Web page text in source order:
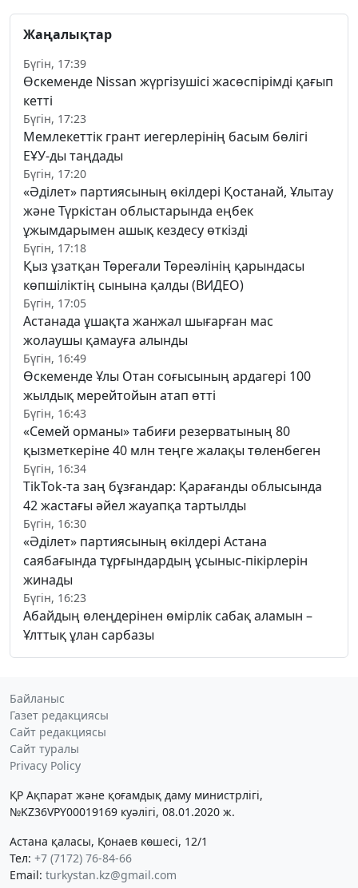
Жаңалықтар
Бүгін, 17:39
Өскеменде Nissan жүргізушісі жасөспірімді қағып
кетті
Бүгін, 17:23
Мемлекеттік грант иегерлерінің басым бөлігі
ЕҰУ-ды таңдады
Бүгін, 17:20
«Әділет» партиясының өкілдері Қостанай, Ұлытау
және Түркістан облыстарында еңбек
ұжымдарымен ашық кездесу өткізді
Бүгін, 17:18
Қыз ұзатқан Төреғали Төреәлінің қарындасы
көпшіліктің сынына қалды (ВИДЕО)
Бүгін, 17:05
Астанада ұшақта жанжал шығарған мас
жолаушы қамауға алынды
Бүгін, 16:49
Өскеменде Ұлы Отан соғысының ардагері 100
жылдық мерейтойын атап өтті
Бүгін, 16:43
«Семей орманы» табиғи резерватының 80
қызметкеріне 40 млн теңге жалақы төленбеген
Бүгін, 16:34
TikTok-та заң бұзғандар: Қарағанды облысында
42 жастағы әйел жауапқа тартылды
Бүгін, 16:30
«Әділет» партиясының өкілдері Астана
саябағында тұрғындардың ұсыныс-пікірлерін
жинады
Бүгін, 16:23
Абайдың өлеңдерінен өмірлік сабақ аламын –
Ұлттық ұлан сарбазы
Байланыс
Газет редакциясы
Сайт редакциясы
Сайт туралы
Privacy Policy
ҚР Ақпарат және қоғамдық даму министрлігі,
№KZ36VPY00019169 куәлігі, 08.01.2020 ж.
Астана қаласы, Қонаев көшесі, 12/1
Тел: +7 (7172) 76-84-66
Email: turkystan.kz@gmail.com